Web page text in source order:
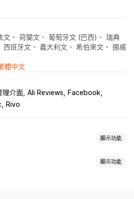
文、 荷蘭文、 葡萄牙文 (巴西)、 瑞典
西班牙文、 義大利文、 希伯來文、 挪威
體中文
介面 Ali Reviews
Facebook
Rivo
顯示功能
顯示功能